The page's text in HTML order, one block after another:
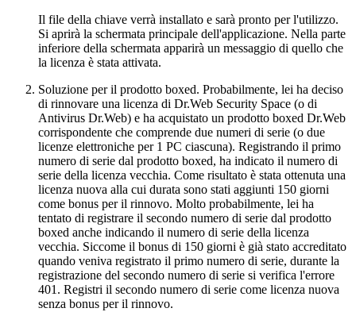
Il file della chiave verrà installato e sarà pronto per l'utilizzo.
Si aprirà la schermata principale dell'applicazione. Nella parte
inferiore della schermata apparirà un messaggio di quello che
la licenza è stata attivata.
Soluzione per il prodotto boxed. Probabilmente, lei ha deciso
di rinnovare una licenza di Dr.Web Security Space (o di
Antivirus Dr.Web) e ha acquistato un prodotto boxed Dr.Web
corrispondente che comprende due numeri di serie (o due
licenze elettroniche per 1 PC ciascuna). Registrando il primo
numero di serie dal prodotto boxed, ha indicato il numero di
serie della licenza vecchia. Come risultato è stata ottenuta una
licenza nuova alla cui durata sono stati aggiunti 150 giorni
come bonus per il rinnovo. Molto probabilmente, lei ha
tentato di registrare il secondo numero di serie dal prodotto
boxed anche indicando il numero di serie della licenza
vecchia. Siccome il bonus di 150 giorni è già stato accreditato
quando veniva registrato il primo numero di serie, durante la
registrazione del secondo numero di serie si verifica l'errore
401. Registri il secondo numero di serie come licenza nuova
senza bonus per il rinnovo.